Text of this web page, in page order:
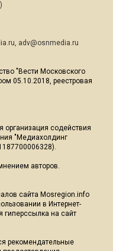
, adv@osnmedia.ru
"Вести Московского
05.10.2018, реестровая
организация содействия
"Медиахолдинг
авторов.
сайта Mosregion.info
в Интернет-
гиперссылка на сайт
рекомендательные